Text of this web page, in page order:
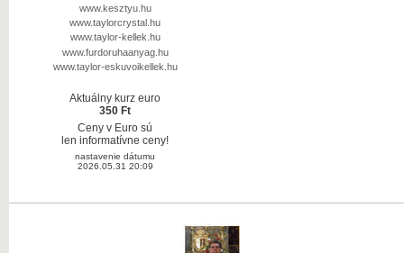
www.kesztyu.hu
www.taylorcrystal.hu
www.taylor-kellek.hu
www.furdoruhaanyag.hu
www.taylor-eskuvoikellek.hu
Aktuálny kurz euro
350 Ft
Ceny v Euro sú
len informatívne ceny!
nastavenie dátumu
2026.05.31 20:09